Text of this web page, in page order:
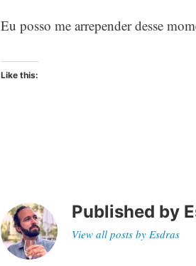
Eu posso me arrepender desse
Like this:
Published by
View all posts by Esdras